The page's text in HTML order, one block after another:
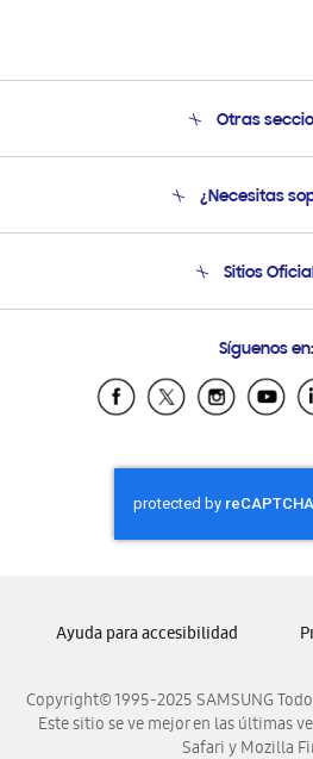
Otras
Soporte
Condiciones de
¿Necesitas
Soporte vía
Sitios
Samsung
Samsung El
Samsung
Samsung
Samsung
Samsung
Síguenos en:
Copyright© 1995-2025 SAMSUNG
Este sitio se ve mejor en las últimas
Safari y Mozilla
Ayuda para accesibilidad